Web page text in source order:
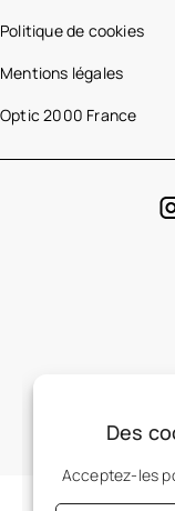
Politique de cookies
Mentions légales
Optic 2000 France
Des
Acceptez-les